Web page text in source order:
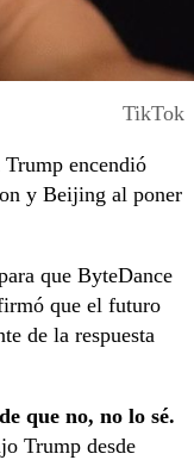
TikTok
encendió
y Beijing al poner
que ByteDance
que el futuro
de la respuesta
que no, no lo sé.
Trump desde